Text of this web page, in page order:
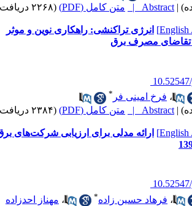
|
Abstract | متن کامل (PDF) (۲۲۶۸ دریافت)
انرژی تراکنشی: راهکاری نوین و موثر
مصرف برق
،فرخ امینی فر*
|
Abstract | متن کامل (PDF) (۲۳۸۴ دریافت)
ارائه مدلی برای ارزیابی شرکت‌های برق
،فرهاد حسین زاده ،مهناز احدزاده